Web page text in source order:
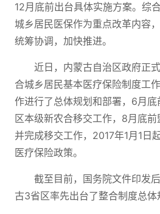
12月底前出台具体实施方案。综
城乡居民医保作为重点改革内容
统筹协调，加快推进。
近日，内蒙古自治区政府正
合城乡居民基本医疗保险制度工
作进行了总体规划和部署，6月
区本级新农合移交工作，8月底
并完成移交工作，2017年1月1日
医疗保险政策。
截至目前，国务院文件印发
古3省区率先出台了整合制度总体